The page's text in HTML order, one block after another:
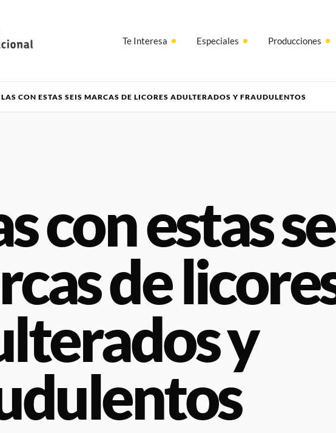
Te Interesa Especiales Producciones
CON ESTAS SEIS MARCAS DE LICORES ADULTERADOS Y FRAUDULENTOS
con estas
de
y